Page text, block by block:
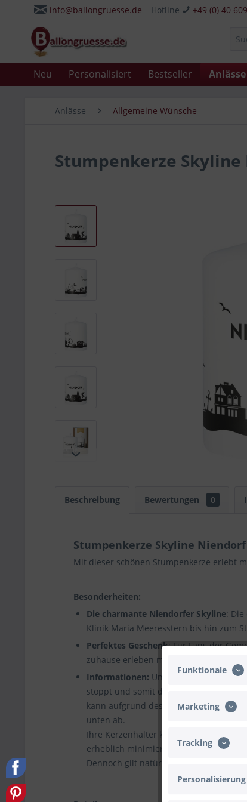
info@ballongruesse.de Hotline +49 (0) 40
Neu Personalisiert Bestseller Anlässe
Anlässe Allgemeine Wünsche
Stumpenkerze
Beschreibung Bewertungen 0
Stumpenkerze Skyline Niendorf
Mit dieser schönen Stumpenkerze erlebt
Besonderheiten:
Die charmante Niendorfer Skyline:
Klinik Maria Meeresstern bis hin zum
Perfektes Geschenk: Für Fans der
zuhause erleben möchten.
Informationen: Unsere bedruckten
stoppt und somit die Kerze „erstickt“.
kann aufgrund des integrierten
unten ab.
Ihre Kerzenhalter können Sie stets
erheblich minimiert.
Dennoch gilt natürlich: Nicht für
Funktionale
Marketing
Tracking
Personalisierung